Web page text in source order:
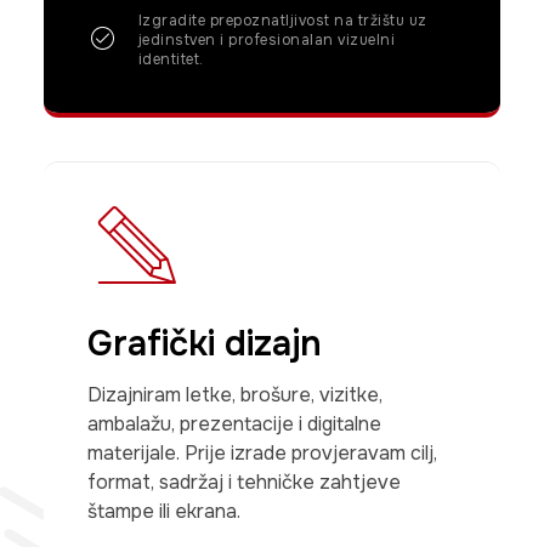
Izgradite prepoznatljivost na tržištu uz
jedinstven i profesionalan vizuelni
identitet.
Grafički dizajn
Dizajniram letke, brošure, vizitke,
ambalažu, prezentacije i digitalne
materijale. Prije izrade provjeravam cilj,
format, sadržaj i tehničke zahtjeve
štampe ili ekrana.